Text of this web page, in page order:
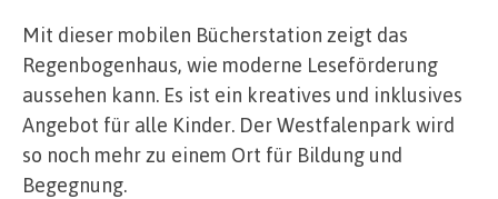
Mit dieser mobilen Bücherstation zeigt das
Regenbogenhaus, wie moderne Leseförderung
aussehen kann. Es ist ein kreatives und inklusives
Angebot für alle Kinder. Der Westfalenpark wird
so noch mehr zu einem Ort für Bildung und
Begegnung.